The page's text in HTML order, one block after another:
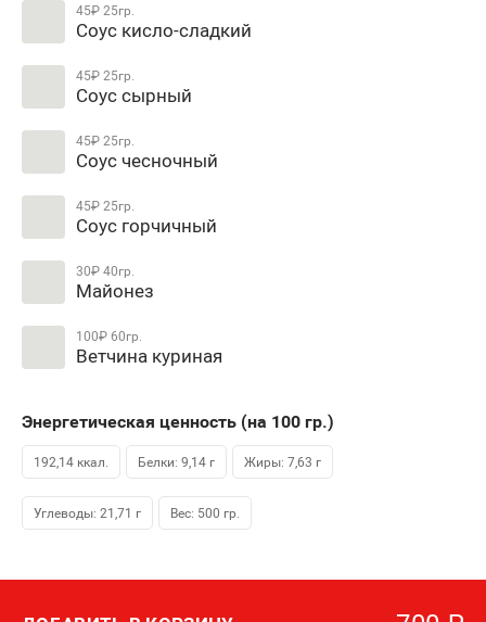
45₽25гр.
Соус кисло-сладкий
45₽25гр.
Соус сырный
45₽25гр.
Соус чесночный
45₽25гр.
Соус горчичный
30₽40гр.
Майонез
100₽60гр.
Ветчина куриная
Энергетическая ценность (на 100гр.)
192,14 ккал. Белки: 9,14 г Жиры: 7,63 г
Углеводы: 21,71 г Вес: 500 гр.